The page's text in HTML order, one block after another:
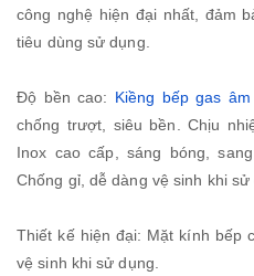
công nghệ hiện đại nhất, đảm
tiêu dùng sử dụng.
Độ bền cao: Kiềng bếp gas âm
chống trượt, siêu bền. Chịu
Inox cao cấp, sáng bóng,
Chống gỉ, dễ dàng vệ sinh khi sử
Thiết kế hiện đại: Mặt kính bếp
vệ sinh khi sử dụng.